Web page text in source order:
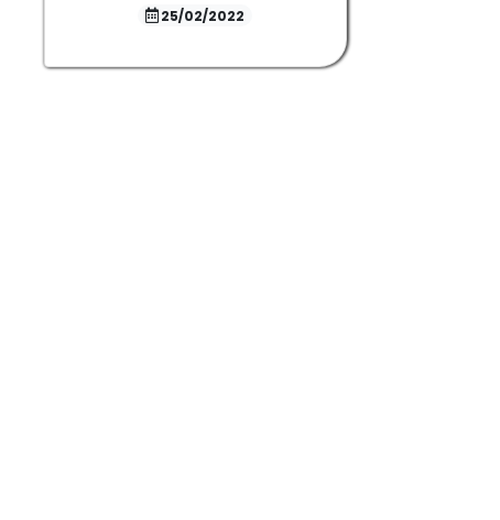
25/02/2022